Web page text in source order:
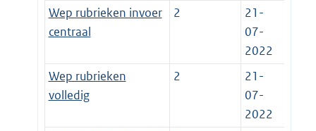
Wep rubrieken invoer
centraal
2
21-
07-
2022
Wep rubrieken
volledig
2
21-
07-
2022